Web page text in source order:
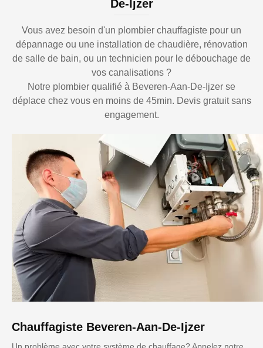
De-Ijzer
Vous avez besoin d'un plombier chauffagiste pour un
dépannage ou une installation de chaudière, rénovation
de salle de bain, ou un technicien pour le débouchage de
vos canalisations ?
Notre plombier qualifié à Beveren-Aan-De-Ijzer se
déplace chez vous en moins de 45min. Devis gratuit sans
engagement.
Chauffagiste Beveren-Aan-De-Ijzer
Un problème avec votre système de chauffage? Appelez notre